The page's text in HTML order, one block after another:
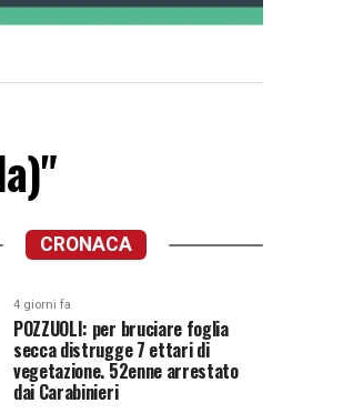
CRONACA
4 giorni fa
POZZUOLI: per bruciare foglia
secca distrugge 7 ettari di
vegetazione. 52enne arrestato
dai Carabinieri